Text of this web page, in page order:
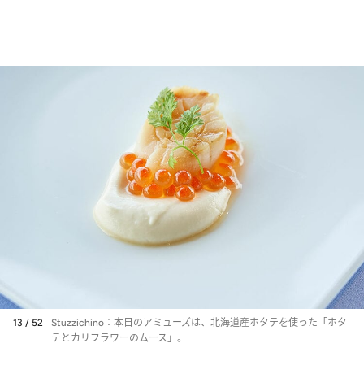
13 / 52
Stuzzichino：本日のアミューズは、北海道産ホタテを使った「ホタ
テとカリフラワーのムース」。